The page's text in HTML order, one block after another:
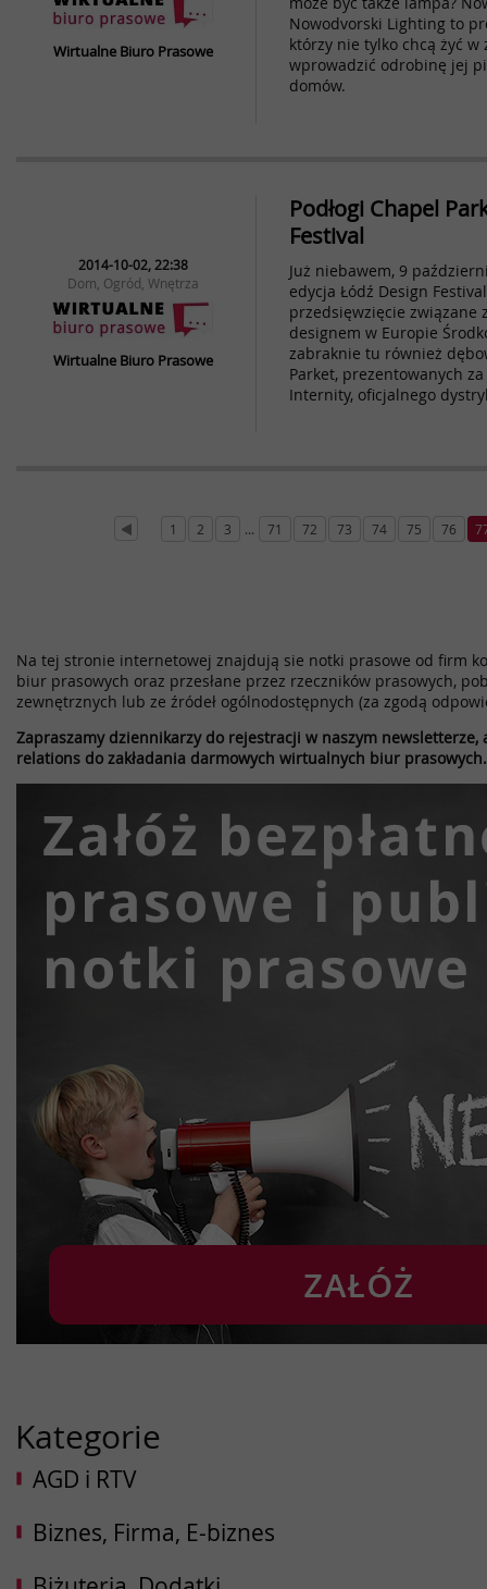
Wirtualne Biuro Prasowe
Nowodvorski Lighting to
którzy nie tylko chcą żyć
wprowadzić odrobinę jej
domów.
2014-10-02, 22:38
Dom, Ogród, Wnętrza
Wirtualne Biuro Prasowe
Podłogi Chapel
Festival
Już niebawem, 9
edycja Łódź Design
przedsięwzięcie związane
designem w Europie
zabraknie tu również
Parket, prezentowanych
Internity, oficjalnego
1 2 3 ... 71 72 73 74 75 76
Na tej stronie internetowej znajdują sie notki prasowe od firm
biur prasowych oraz przesłane przez rzeczników prasowych,
zewnętrznych lub ze źródeł ogólnodostępnych (za zgodą
Zapraszamy dziennikarzy do rejestracji w naszym
relations do zakładania darmowych wirtualnych biur prasowych.
Kategorie
AGD i RTV
Biznes, Firma, E-biznes